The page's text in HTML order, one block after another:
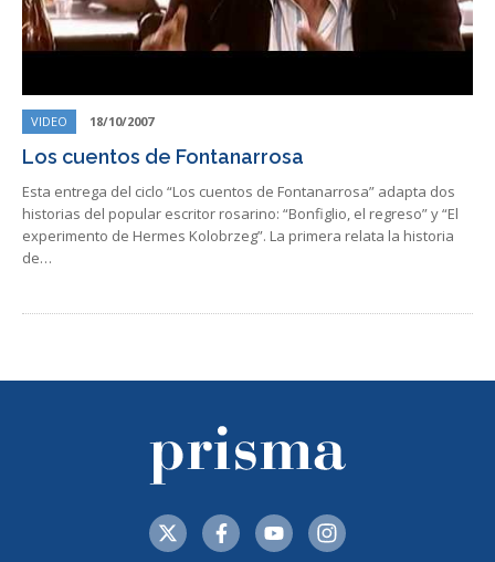
VIDEO 18/10/2007
Los cuentos de Fontanarrosa
Esta entrega del ciclo “Los cuentos de Fontanarrosa” adapta dos
historias del popular escritor rosarino: “Bonfiglio, el regreso” y “El
experimento de Hermes Kolobrzeg”. La primera relata la historia
de…